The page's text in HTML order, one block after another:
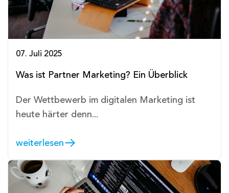
07. Juli 2025
Was ist Partner Marketing? Ein Überblick
Der Wettbewerb im digitalen Marketing ist
heute härter denn...
weiterlesen